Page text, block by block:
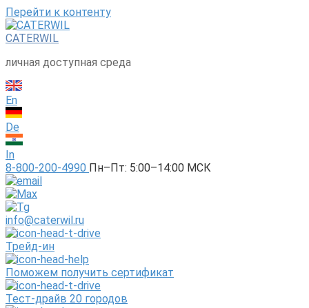
Перейти к контенту
CATERWIL
личная доступная среда
En
De
In
8-800-200-4990 Пн–Пт: 5:00–14:00 МСК
info@caterwil.ru
Трейд-ин
Поможем получить сертификат
Тест-драйв 20 городов